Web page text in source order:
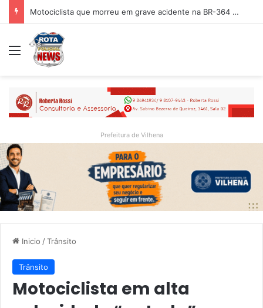
Motociclista que morreu em grave acidente na BR-364 é identificado; família procurava por ele antes de receber a notícia da tragédia
Menu
Prefeitura de Vilhena
Inicio /Trânsito
Trânsito
Motociclista em alta